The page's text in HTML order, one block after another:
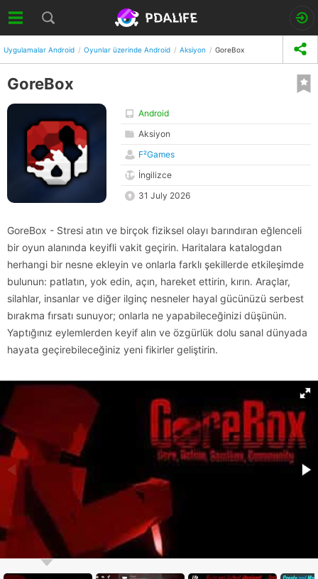
Uygulamalar Android Oyunlar üzerinde Android Aksiyon GoreBox
GoreBox
Android
Aksiyon
F²Games
İngilizce
31 July 2026
GoreBox - Stresi atın ve birçok fiziksel olayı barındıran eğlenceli
bir oyun alanında keyifli vakit geçirin. Haritalara katalogdan
herhangi bir nesne ekleyin ve onlarla farklı şekillerde etkileşimde
bulunun: patlatın, yok edin, açın, hareket ettirin, kırın. Araçlar,
silahlar, insanlar ve diğer ilginç nesneler hayal gücünüzü serbest
bırakma fırsatı sunuyor; onlarla ne yapabileceğinizi düşünün.
Yaptığınız eylemlerden keyif alın ve özgürlük dolu sanal dünyada
hayata geçirebileceğiniz yeni fikirler geliştirin.